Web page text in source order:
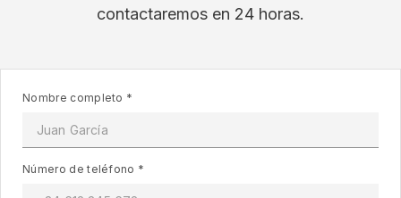
contactaremos en 24 horas.
Nombre completo *
Número de teléfono *